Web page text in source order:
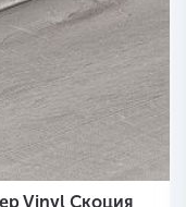
Vinyl Скоция